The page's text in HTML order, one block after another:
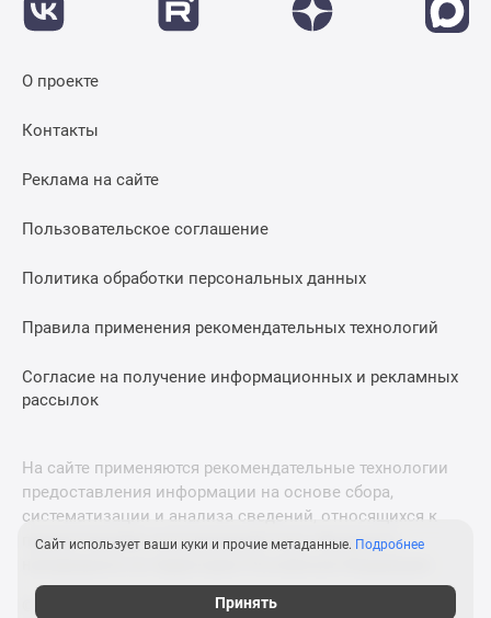
бизнес-
класса
Траншевая
Дома
Коттеджные
Москве
коттеджные
поселки
коттеджные
поселки
Коттеджные
поселки
О проекте
Контакты
Реклама на сайте
Пользовательское соглашение
Политика обработки персональных данных
Правила применения рекомендательных технологий
Согласие на получение информационных и рекламных
рассылок
На сайте применяются рекомендательные технологии
предоставления информации на основе сбора,
систематизации и анализа сведений, относящихся к
предпочтениям пользователей сети «Интернет»,
© 2011—2026 Новострой-М. Все права защищены. Всё,
Сайт использует ваши куки и прочие метаданные. Подробнее
Принять